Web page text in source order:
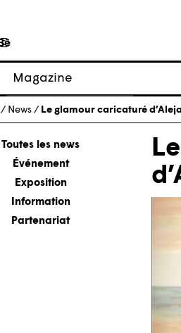
Magazine
Articles
À propos
Numéros
/ News / Le glamour caricaturé
Toutes les news
Événement
Exposition
Information
Partenariat